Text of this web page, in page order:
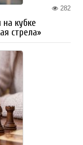
282
кубке
стрела»